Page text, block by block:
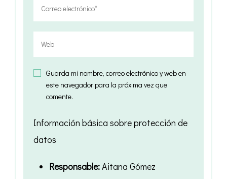
Guarda mi nombre, correo electrónico y web en
este navegador para la próxima vez que
comente.
Información básica sobre protección de
datos
Responsable:Aitana Gómez